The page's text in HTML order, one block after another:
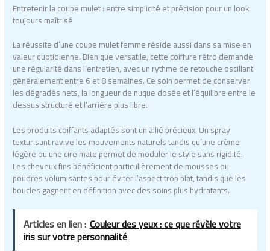
Entretenir la coupe mulet : entre simplicité et précision pour un look
toujours maîtrisé
La réussite d’une coupe mulet femme réside aussi dans sa mise en
valeur quotidienne. Bien que versatile, cette coiffure rétro demande
une régularité dans l’entretien, avec un rythme de retouche oscillant
généralement entre 6 et 8 semaines. Ce soin permet de conserver
les dégradés nets, la longueur de nuque dosée et l’équilibre entre le
dessus structuré et l’arrière plus libre.
Les produits coiffants adaptés sont un allié précieux. Un spray
texturisant ravive les mouvements naturels tandis qu’une crème
légère ou une cire mate permet de moduler le style sans rigidité.
Les cheveux fins bénéficient particulièrement de mousses ou
poudres volumisantes pour éviter l’aspect trop plat, tandis que les
boucles gagnent en définition avec des soins plus hydratants.
Articles en lien : Couleur des yeux : ce que révèle votre
iris sur votre personnalité